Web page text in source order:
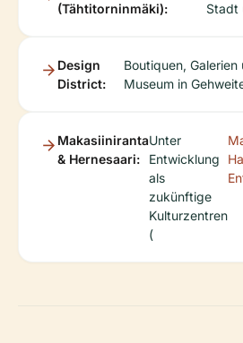
(Tähtitorninmäki):
Stadt
Design
District:
Boutiquen,
Museum in
Makasiiniranta
& Hernesaari:
Unter
Entwicklung
als
zukünftige
Kulturzentren
(